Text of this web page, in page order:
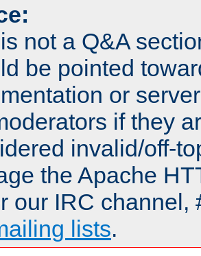
not a Q&A
be pointed
or
if they
invalid/off-
the Apache
our IRC channel,
lists.